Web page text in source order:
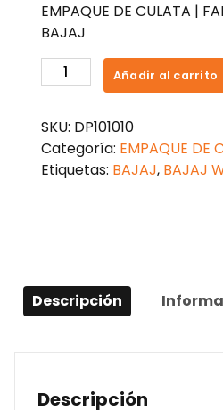
EMPAQUE DE CULATA |
BAJAJ
EMPAQUE
CULATA
125
cantidad
Añadir al carrito
SKU: DP101010
Categoría: EMPAQUE DE
Etiquetas: BAJAJ, BAJAJ
Descripción
Descripción